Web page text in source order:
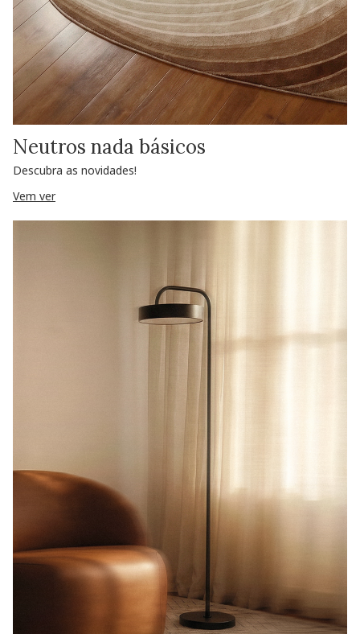
Neutros nada básicos
Descubra as novidades!
Vem ver